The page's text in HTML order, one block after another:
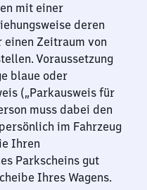
mit einer
deren
einen Zeitraum von
Voraussetzung
blaue oder
(„Parkausweis für
muss dabei den
im Fahrzeug
Ihren
Parkscheins gut
Ihres Wagens.